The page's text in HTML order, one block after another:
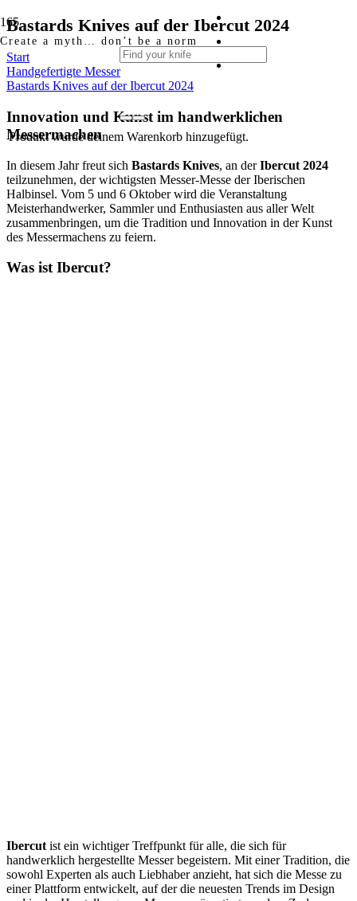
Create a myth… don’t be a norm
Produktwurde deinem Warenkorb hinzugefügt.
Bastards Knives auf der Ibercut 2024
Start
Handgefertigte Messer
Bastards Knives auf der Ibercut 2024
Innovation und Kunst im handwerklichen
Messermachen
In diesem Jahr freut sich Bastards Knives, an derIbercut 2024
teilzunehmen, der wichtigsten Messer-Messe der Iberischen
Halbinsel. Vom 5 und 6 Oktober wird die Veranstaltung
Meisterhandwerker, Sammler und Enthusiasten aus aller Welt
zusammenbringen, um die Tradition und Innovation in der Kunst
des Messermachens zu feiern.
Was ist Ibercut?
Ibercut ist ein wichtiger Treffpunkt für alle, die sich für
handwerklich hergestellte Messer begeistern. Mit einer Tradition, die
sowohl Experten als auch Liebhaber anzieht, hat sich die Messe zu
einer Plattform entwickelt, auf der die neuesten Trends im Design